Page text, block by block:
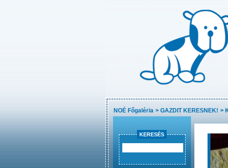
NOÉ Főgaléria >GAZDIT KERESNEK! >
KERESÉS